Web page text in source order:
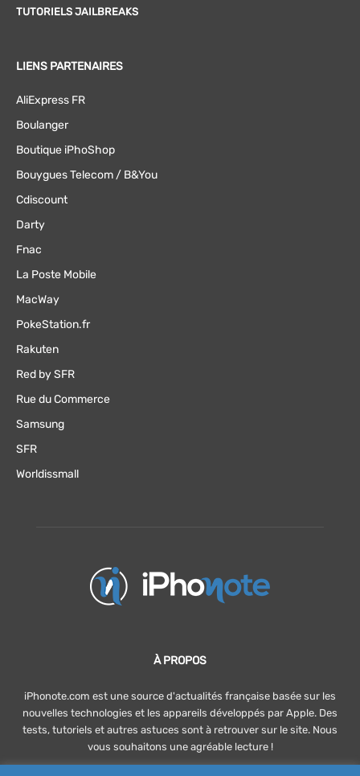
TUTORIELS JAILBREAKS
LIENS PARTENAIRES
AliExpress FR
Boulanger
Boutique iPhoShop
Bouygues Telecom / B&You
Cdiscount
Darty
Fnac
La Poste Mobile
MacWay
PokeStation.fr
Rakuten
Red by SFR
Rue du Commerce
Samsung
SFR
Worldissmall
À PROPOS
iPhonote.com est une source d'actualités française basée sur les
nouvelles technologies et les appareils développés par Apple. Des
tests, tutoriels et autres astuces sont à retrouver sur le site. Nous
vous souhaitons une agréable lecture !